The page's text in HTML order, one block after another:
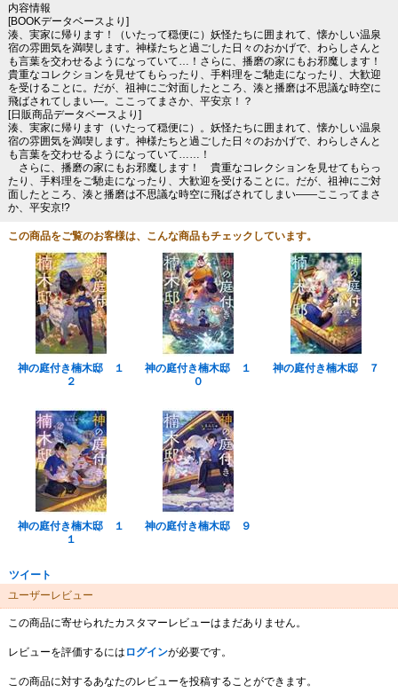
内容情報
[BOOKデータベースより]
湊、実家に帰ります！（いたって穏便に）妖怪たちに囲まれて、懐かしい温泉
宿の雰囲気を満喫します。神様たちと過ごした日々のおかげで、わらしさんと
も言葉を交わせるようになっていて…！さらに、播磨の家にもお邪魔します！
貴重なコレクションを見せてもらったり、手料理をご馳走になったり、大歓迎
を受けることに。だが、祖神にご対面したところ、湊と播磨は不思議な時空に
飛ばされてしまい―。ここってまさか、平安京！？
[日販商品データベースより]
湊、実家に帰ります（いたって穏便に）。妖怪たちに囲まれて、懐かしい温泉
宿の雰囲気を満喫します。神様たちと過ごした日々のおかげで、わらしさんと
も言葉を交わせるようになっていて……！
さらに、播磨の家にもお邪魔します！ 貴重なコレクションを見せてもらっ
たり、手料理をご馳走になったり、大歓迎を受けることに。だが、祖神にご対
面したところ、湊と播磨は不思議な時空に飛ばされてしまい――ここってまさ
か、平安京!?
この商品をご覧のお客様は、こんな商品もチェックしています。
神の庭付き楠木邸 １
２
神の庭付き楠木邸 １
０
神の庭付き楠木邸 ７
神の庭付き楠木邸 １
１
神の庭付き楠木邸 ９
ツイート
ユーザーレビュー
この商品に寄せられたカスタマーレビューはまだありません。
レビューを評価するには ログインが必要です。
この商品に対するあなたのレビューを投稿することができます。